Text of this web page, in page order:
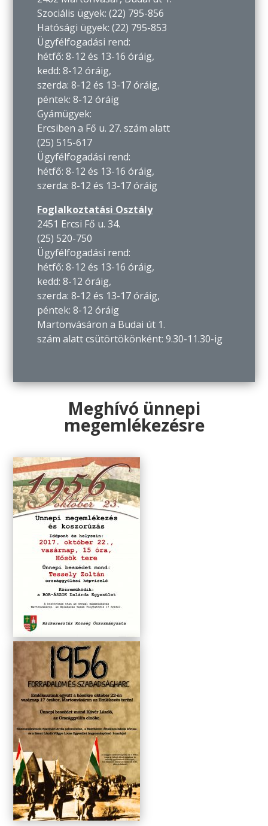
Szociális ügyek: (22) 795-856
Hatósági ügyek: (22) 795-853
Ügyfélfogadási rend:
hétfő: 8-12 és 13-16 óráig,
kedd: 8-12 óráig,
szerda: 8-12 és 13-17 óráig,
péntek: 8-12 óráig
Gyámügyek:
Ercsiben a Fő u. 27. szám alatt
(25) 515-617
Ügyfélfogadási rend:
hétfő: 8-12 és 13-16 óráig,
szerda: 8-12 és 13-17 óráig
Foglalkoztatási Osztály
2451 Ercsi Fő u. 34.
(25) 520-750
Ügyfélfogadási rend:
hétfő: 8-12 és 13-16 óráig,
kedd: 8-12 óráig,
szerda: 8-12 és 13-17 óráig,
péntek: 8-12 óráig
Martonvásáron a Budai út 1.
szám alatt csütörtökönként: 9.30-11.30-ig
Meghívó ünnepi
megemlékezésre